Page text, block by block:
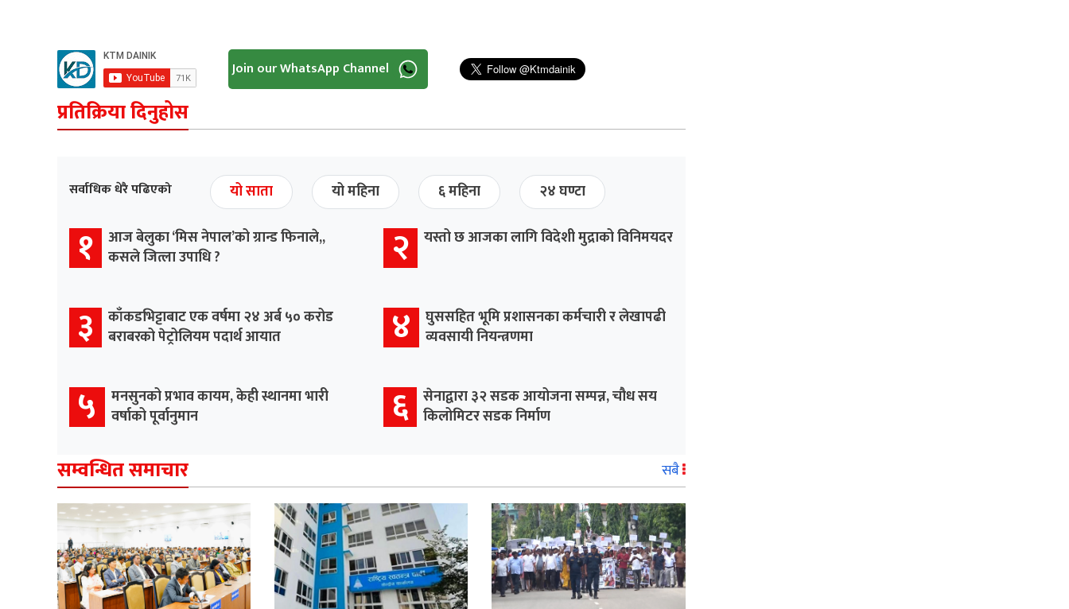
Join our WhatsApp Channel
प्रतिक्रिया दिनुहोस
सर्वाधिक धेरै पढिएको यो साता यो महिना ६ महिना २४ घण्टा
१
आज बेलुका ‘मिस नेपाल’को ग्रान्ड फिनाले,,
कसले जित्ला उपाधि ?
२ यस्तो छ आजका लागि विदेशी मुद्राको विनिमयदर
३
काँकडभिट्टाबाट एक वर्षमा २४ अर्ब ५० करोड
बराबरको पेट्रोलियम पदार्थ आयात
४
घुससहित भूमि प्रशासनका कर्मचारी र लेखापढी
व्यवसायी नियन्त्रणमा
५
मनसुनको प्रभाव कायम, केही स्थानमा भारी
वर्षाको पूर्वानुमान
६ सेनाद्वारा ३२ सडक आयोजना सम्पन्न, चौध सय
किलोमिटर सडक निर्माण
सम्वन्धित समाचार सबै